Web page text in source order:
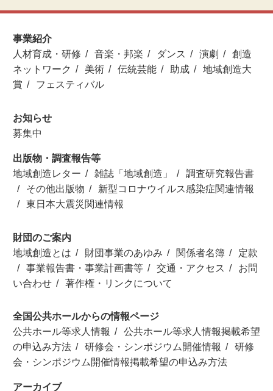
事業紹介
人材育成・研修
音楽・邦楽 ダンス 演劇
創造
ネットワーク
美術 伝統芸能 助成
地域創造大
賞
フェスティバル
お知らせ
募集中
出版物・調査報告等
地域創造レター
雑誌「地域創造」
調査研究報告書
その他出版物
新型コロナウイルス感染症関連情報
東日本大震災関連情報
財団のご案内
地域創造とは
財団事業のあゆみ 関係者名簿
定款
事業報告書・事業計画書等
交通・アクセス
お問
い合わせ
著作権・リンクについて
全国公共ホールからの情報ページ
公共ホール等求人情報
公共ホール等求人情報掲載希望
の申込み方法
研修会・シンポジウム開催情報
研修
会・シンポジウム開催情報掲載希望の申込み方法
アーカイブ